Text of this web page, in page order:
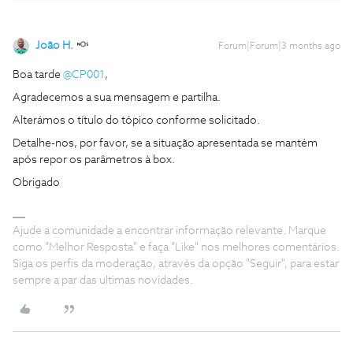
João H. Forum|Forum|3 months ago
Boa tarde ​ @CP001 ,
Agradecemos a sua mensagem e partilha.
Alterámos o título do tópico conforme solicitado.
Detalhe-nos, por favor, se a situação apresentada se mantém
após repor os parâmetros à box.
Obrigado
Ajude a comunidade a encontrar informação relevante. Marque
como "Melhor Resposta" e faça "Like" nos melhores comentários.
Siga os perfis da moderação, através da opção "Seguir", para estar
sempre a par das ultimas novidades.